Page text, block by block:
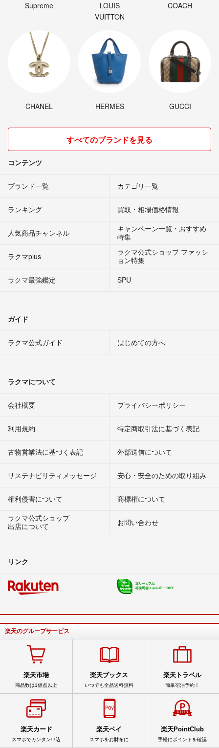
Supreme
LOUIS
VUITTON
COACH
CHANEL HERMES GUCCI
すべてのブランドを見る
コンテンツ
ブランド一覧 カテゴリ一覧
ランキング 買取・相場価格情報
人気商品チャンネル
キャンペーン一覧・おすすめ
特集
ラクマplus
ラクマ公式ショップ ファッシ
ョン特集
ラクマ最強鑑定
SPU
ガイド
ラクマ公式ガイド はじめての方へ
ラクマについて
会社概要 プライバシーポリシー
利用規約 特定商取引法に基づく表記
古物営業法に基づく表記 外部送信について
サステナビリティメッセージ 安心・安全のための取り組み
権利侵害について
商標権について
ラクマ公式ショップ
出店について
お問い合わせ
リンク
楽天のグループサービス
楽天市場
商品数は1億点以上
楽天ブックス
いつでも全品送料無料
楽天トラベル
簡単宿泊予約！
楽天カード
スマホでカンタン申込
楽天ペイ
スマホをお財布に
楽天PointClub
手軽にポイントを確認